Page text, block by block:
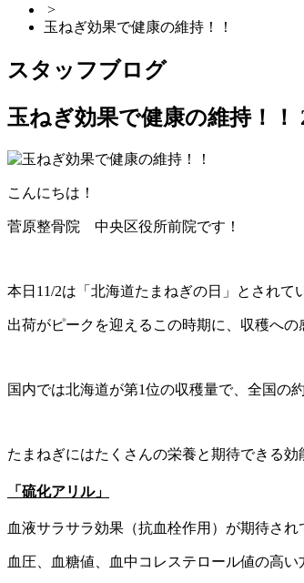
>
玉ねぎ効果で健康の維持！！
スタッフブログ
玉ねぎ効果で健康の維持！！
こんにちは！
菅原整骨院 中央区役所前院です！
本日11/2は「北海道たまねぎの日」とされて
出荷がピークを迎えるこの時期に、収穫へ
国内では北海道が第1位の収穫量で、全国の
たまねぎにはたくさんの栄養と期待できる効
「硫化アリル」
血液サラサラ効果（抗血栓作用）が期待され
血圧、血糖値、血中コレステロール値の高